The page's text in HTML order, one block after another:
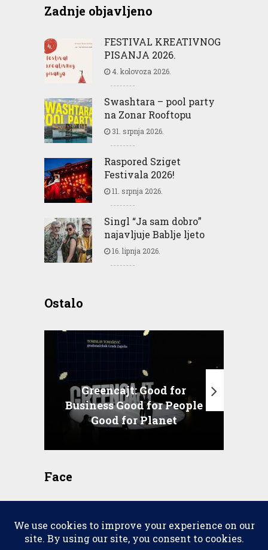
Zadnje objavljeno
FESTIVAL KREATIVNOG
PISANJA 2026.
4. kolovoza 2026.
Swashtara – pool party
na Zonar Rooftopu
31. srpnja 2026.
Raspored Sziget
Festivala 2026!
11. srpnja 2026.
Singl “Ja sam dobro”
najavljuje Bablje ljeto
16. lipnja 2026.
Ostalo
Greencajt: Good for
Business Good for People
Good for Planet
Face